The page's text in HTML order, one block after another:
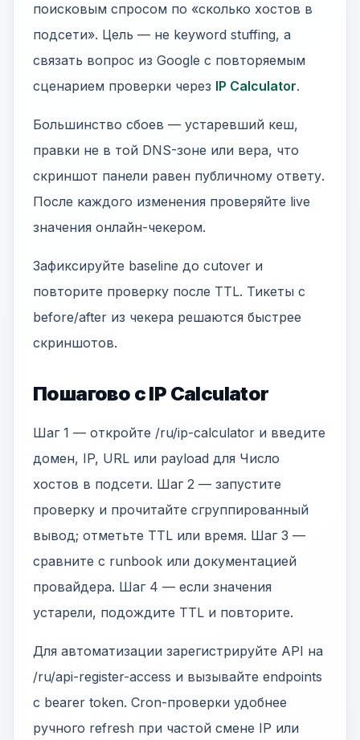
поисковым спросом по «сколько хостов в
подсети». Цель — не keyword stuffing, а
связать вопрос из Google с повторяемым
сценарием проверки через IP Calculator.
Большинство сбоев — устаревший кеш,
правки не в той DNS-зоне или вера, что
скриншот панели равен публичному ответу.
После каждого изменения проверяйте live
значения онлайн-чекером.
Зафиксируйте baseline до cutover и
повторите проверку после TTL. Тикеты с
before/after из чекера решаются быстрее
скриншотов.
Пошагово с IP Calculator
Шаг 1 — откройте /ru/ip-calculator и введите
домен, IP, URL или payload для Число
хостов в подсети. Шаг 2 — запустите
проверку и прочитайте сгруппированный
вывод; отметьте TTL или время. Шаг 3 —
сравните с runbook или документацией
провайдера. Шаг 4 — если значения
устарели, подождите TTL и повторите.
Для автоматизации зарегистрируйте API на
/ru/api-register-access и вызывайте endpoints
с bearer token. Cron-проверки удобнее
ручного refresh при частой смене IP или